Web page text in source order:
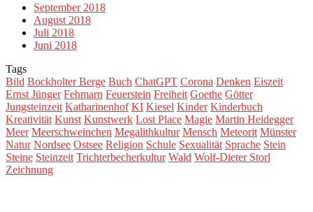
September 2018
August 2018
Juli 2018
Juni 2018
Tags
Bild Bockholter Berge Buch ChatGPT Corona Denken Eiszeit
Ernst Jünger Fehmarn Feuerstein Freiheit Goethe Götter
Jungsteinzeit Katharinenhof KI Kiesel Kinder Kinderbuch
Kreativität Kunst Kunstwerk Lost Place Magie Martin Heidegger
Meer Meerschweinchen Megalithkultur Mensch Meteorit Münster
Natur Nordsee Ostsee Religion Schule Sexualität Sprache Stein
Steine Steinzeit Trichterbecherkultur Wald Wolf-Dieter Storl
Zeichnung